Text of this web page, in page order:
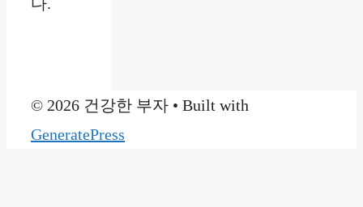
© 2026 건강한 부자 • Built with
GeneratePress